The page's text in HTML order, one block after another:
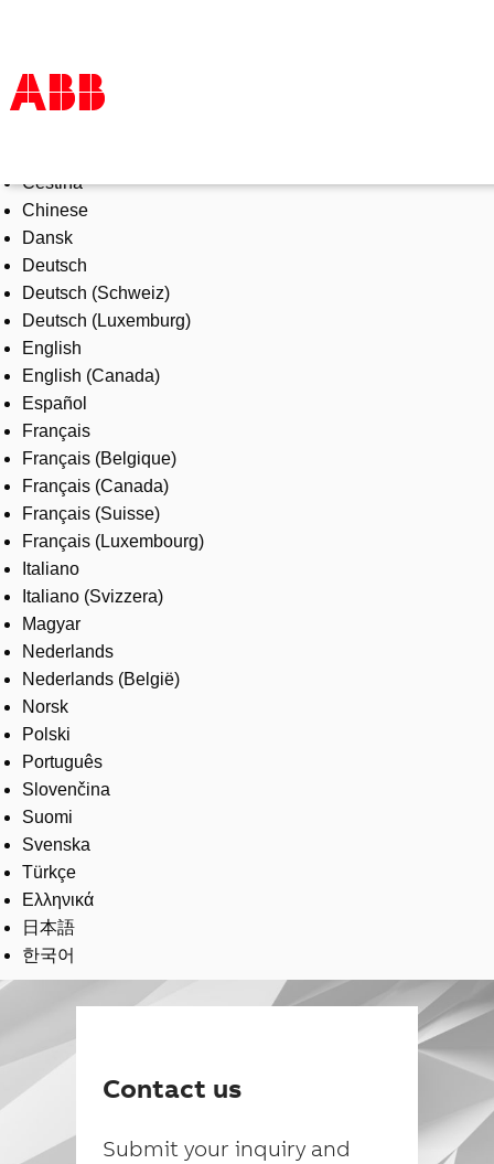
Products & Solutions
Industries
Services
About us
Where to buy
Contact us
Careers
Čeština
Chinese
Dansk
Deutsch
Deutsch (Schweiz)
Deutsch (Luxemburg)
English
English (Canada)
Español
Français
Français (Belgique)
Français (Canada)
Français (Suisse)
Français (Luxembourg)
Italiano
Italiano (Svizzera)
Magyar
Nederlands
Nederlands (België)
Norsk
Polski
Português
Slovenčina
Suomi
Svenska
Türkçe
Ελληνικά
日本語
한국어
Contact us
Submit your inquiry and